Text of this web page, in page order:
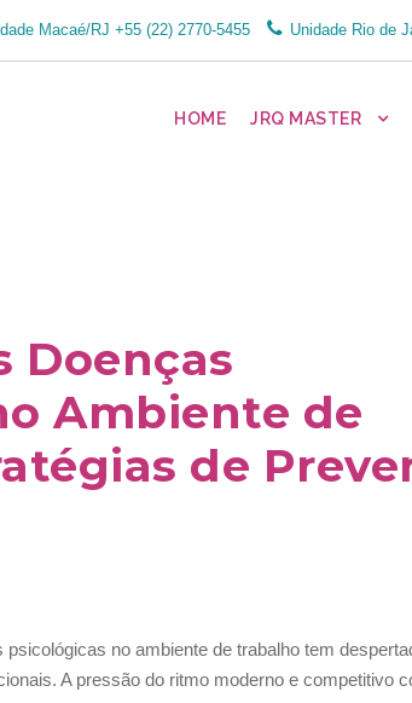
Macaé/RJ +55 (22) 2770-5455 Unidade Rio de
HOME JRQ MASTER
Doenças
Ambiente de
de
no ambiente de trabalho tem
A pressão do ritmo moderno e competitivo